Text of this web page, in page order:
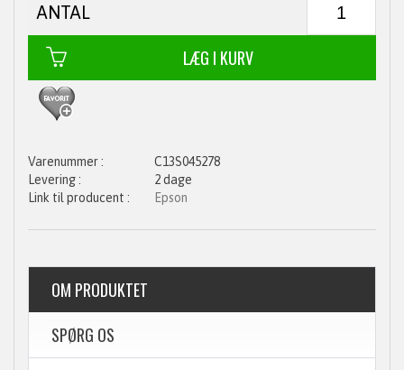
ANTAL
C13S045278
2 dage
Epson
OM PRODUKTET
SPØRG OS